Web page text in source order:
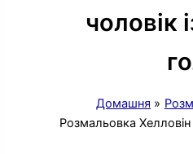
чоловік
Домашня
Розмальовка